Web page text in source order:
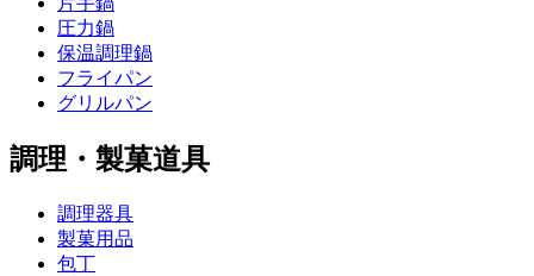
圧力鍋
保温調理鍋
フライパン
グリルパン
調理・製菓道具
調理器具
製菓用品
包丁